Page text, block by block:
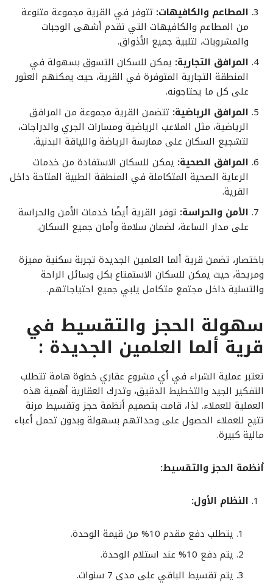
المطاعم والكافيهات: تتوفر في القرية مجموعة متنوعة
من المطاعم والكافيهات التي تقدم أشهى الوجبات
والمشروبات، لتلبية جميع الأذواق.
المرافق التجارية: يمكن للسكان التسوق بسهولة في
المنطقة التجارية المتوفرة في القرية، حيث يمكنهم العثور
على كل ما يحتاجونه.
المرافق الرياضية: تتضمن القرية مجموعة من المرافق
الرياضية، مثل الملاعب الرياضية ومسارات الجري والدراجات،
لتشجيع السكان على ممارسة الرياضة واللياقة البدنية.
المرافق الصحية: يمكن للسكان الاستفادة من خدمات
الرعاية الصحية المتكاملة في المنطقة الطبية المتاحة داخل
القرية.
الأمن والحراسة: توفر القرية أيضًا خدمات الأمن والحراسة
على مدار الساعة، لضمان سلامة وأمان جميع السكان.
باختصار، تضمن قرية ألما العلمين الجديدة تجربة سكنية مميزة
ومريحة، حيث يمكن للسكان الاستمتاع بكل وسائل الراحة
والتسلية داخل مجتمع متكامل يلبي جميع احتياجاتهم.
سهولة الحجز والتقسيط في
قرية ألما العلمين الجديدة :
تعتبر عملية الشراء في أي مشروع عقاري خطوة هامة تتطلب
التفكير الجيد والتخطيط الدقيق، وتدرك العقارية أهمية هذه
العملية للعملاء. لذا، قامت بتصميم أنظمة حجز وتقسيط مرنة
تتيح للعملاء الحصول على وحداتهم بسهولة وبدون تحمل أعباء
مالية كبيرة.
أنظمة الحجز والتقسيط:
النظام الأول:
يتطلب دفع مقدم 10% من قيمة الوحدة.
يتم دفع 10% عند استلام الوحدة.
يتم تقسيط الباقي على مدى 7 سنوات.